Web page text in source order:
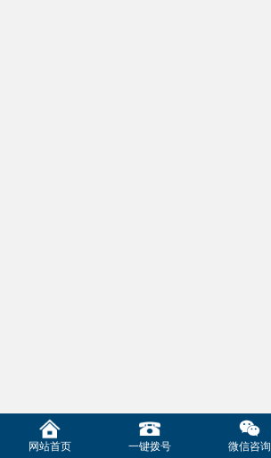
网站首页 一键拨号 微信咨询